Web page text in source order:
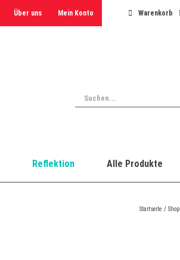
Über uns Mein Konto Warenkorb
Suche
nach:
Reflektion Alle Produkte
Startseite Shop